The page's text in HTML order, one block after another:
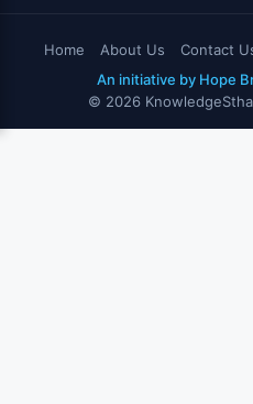
Home About Us Contact
An initiative by Hope
© 2026